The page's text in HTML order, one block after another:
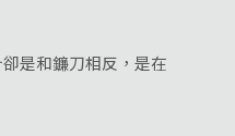
是和鐮刀相反，是在